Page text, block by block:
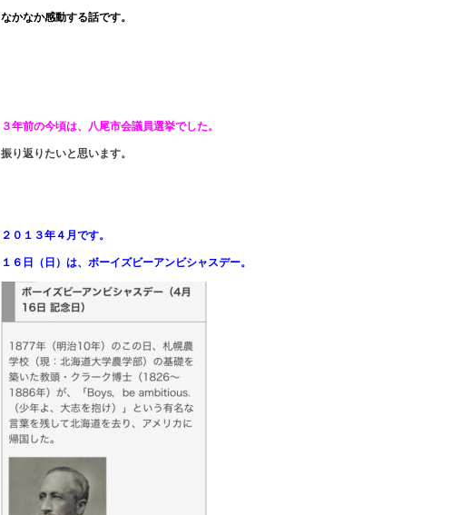
なかなか感動する話です。
３年前の今頃は、八尾市会議員選挙でした。
振り返りたいと思います。
２０１３年４月です。
１６日（日）は、ボーイズビーアンビシャスデー。